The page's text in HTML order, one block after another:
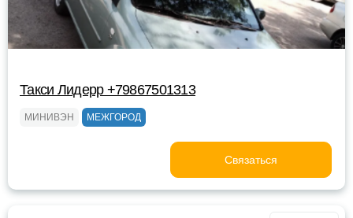
Такси Лидерр +79867501313
МИНИВЭН МЕЖГОРОД
Связаться